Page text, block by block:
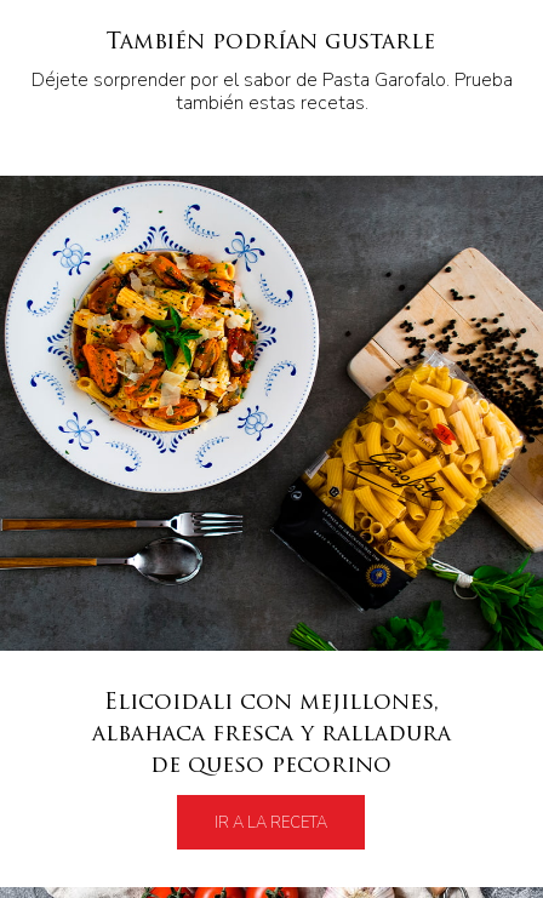
También podrían gustarle
Déjete sorprender por el sabor de Pasta Garofalo. Prueba
también estas recetas.
Elicoidali con mejillones,
albahaca fresca y ralladura
de queso pecorino
IR A LA RECETA